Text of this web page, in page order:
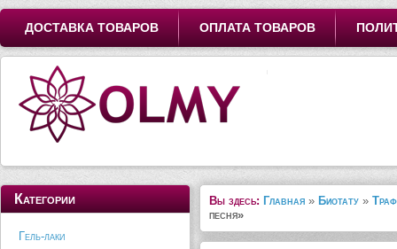
ДОСТАВКА ТОВАРОВ ОПЛАТА ТОВАРОВ
Категории
Гель-лаки
Вы здесь: Главная » Биотату »
песня»